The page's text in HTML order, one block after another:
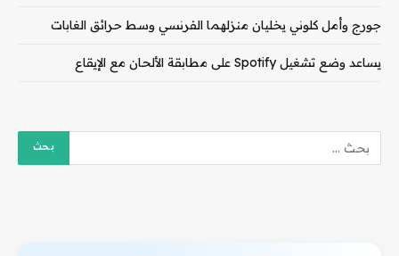
جورج وأمل كلوني يخليان منزلهما الفرنسي وسط حرائق الغابات
يساعد وضع تشغيل Spotify على مطابقة الألحان مع الإيقاع